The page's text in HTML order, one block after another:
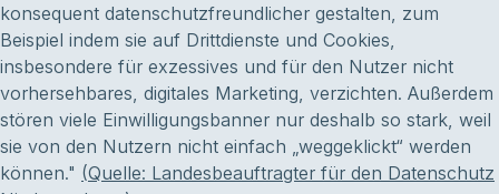
konsequent datenschutzfreundlicher gestalten, zum
Beispiel indem sie auf Drittdienste und Cookies,
insbesondere für exzessives und für den Nutzer nicht
vorhersehbares, digitales Marketing, verzichten. Außerdem
stören viele Einwilligungsbanner nur deshalb so stark, weil
sie von den Nutzern nicht einfach „weggeklickt“ werden
können." (Quelle: Landesbeauftragter für den Datenschutz